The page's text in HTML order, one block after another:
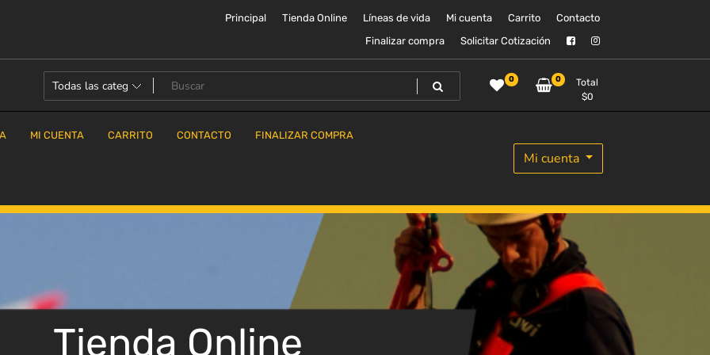
Principal Tienda Online Líneas de vida Mi cuenta Carrito
Contacto
Finalizar compra
Solicitar Cotización
0 0
Total
$0
MI CUENTA CARRITO CONTACTO FINALIZAR COMPRA
Mi cuenta
Tienda Online